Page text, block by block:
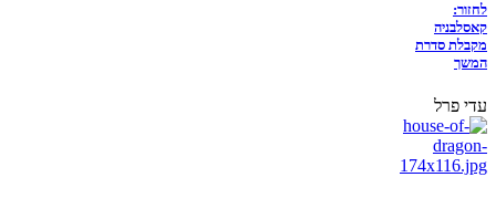
לחזור:
קאסלבניה
מקבלת סדרת
המשך
עדי פרל